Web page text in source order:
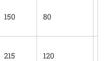
150 80
215 120